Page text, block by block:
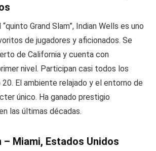
Grand Slam”, Indian Wells es uno
de jugadores y aficionados. Se
de California y cuenta con
nivel. Participan casi todos los
El ambiente relajado y el entorno de
único. Ha ganado prestigio
las últimas décadas.
– Miami, Estados Unidos